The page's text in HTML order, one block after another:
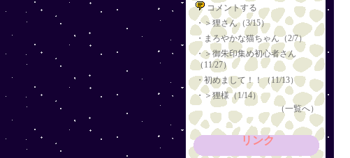
コメントする
・＞狸さん（3/15）
・ まろやかな猫ちゃん（2/7）
・ ＞御朱印集め初心者さん
（11/27）
・初めまして！！（11/13）
・＞狸様（1/14）
（一覧へ）
リンク